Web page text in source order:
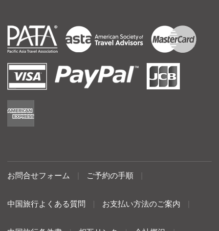
お問合せフォーム ご予約の手順
中国旅行よくある質問 お支払い方法のご案内